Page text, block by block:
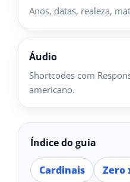
Anos, datas, realeza,
Áudio
Shortcodes com
americano.
Índice do guia
Cardinais
Zero